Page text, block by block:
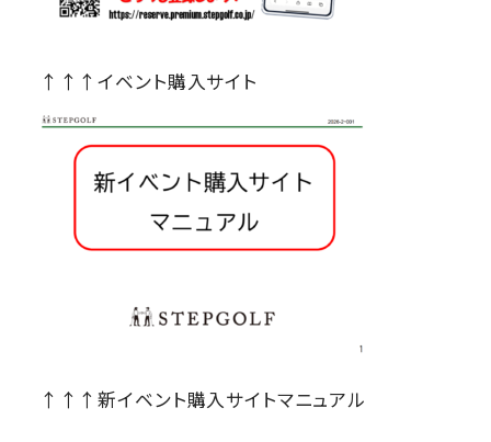
↑↑↑イベント購入サイト
↑↑↑新イベント購入サイトマニュアル